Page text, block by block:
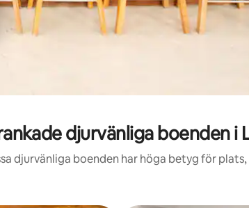
djurvänliga boenden i
djurvänliga boenden har höga betyg för